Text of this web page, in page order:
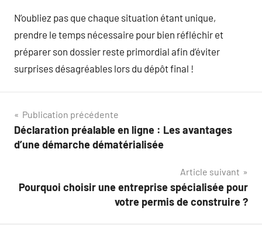
N’oubliez pas que chaque situation étant unique,
prendre le temps nécessaire pour bien réfléchir et
préparer son dossier reste primordial afin d’éviter
surprises désagréables lors du dépôt final !
Navigation
de
Publication précédente
Déclaration préalable en ligne : Les avantages
d’une démarche dématérialisée
Article suivant
Pourquoi choisir une entreprise spécialisée pour
votre permis de construire ?